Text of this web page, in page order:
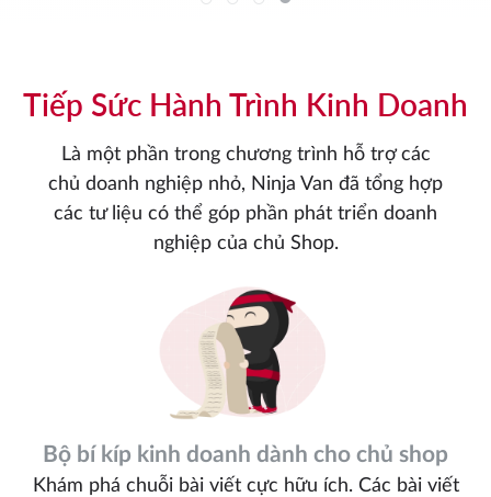
Tiếp Sức Hành Trình Kinh Doanh
Là một phần trong chương trình hỗ trợ các
chủ doanh nghiệp nhỏ, Ninja Van đã tổng hợp
các tư liệu có thể góp phần phát triển doanh
nghiệp của chủ Shop.
Bộ bí kíp kinh doanh dành cho chủ shop
Khám phá chuỗi bài viết cực hữu ích. Các bài viết